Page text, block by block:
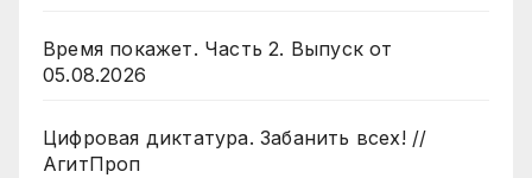
Время покажет. Часть 2. Выпуск от
05.08.2026
Цифровая диктатура. Забанить всех! //
АгитПроп